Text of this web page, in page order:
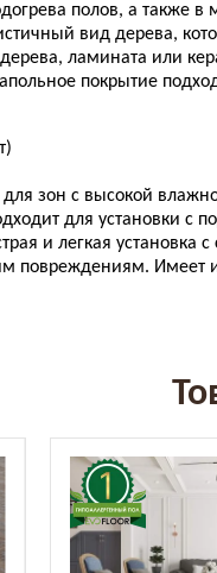
полов, а также
вид дерева,
ламината или
покрытие
зон с высокой
для установки с
и легкая установка
повреждениям. Имеет